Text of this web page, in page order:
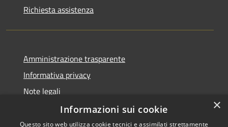
Richiesta assistenza
Amministrazione trasparente
Informativa privacy
Note legali
Dichiarazione di accessibilità
×
Informazioni sui cookie
Questo sito web utilizza cookie tecnici e assimilati strettamente